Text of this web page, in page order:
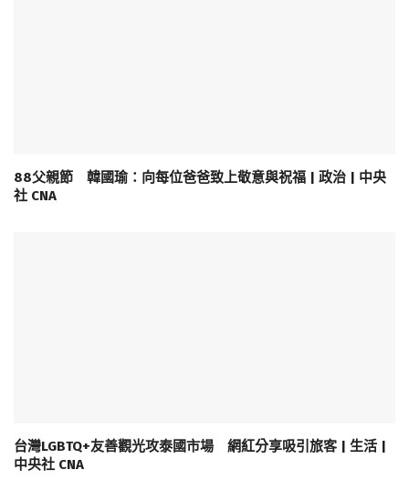
88父親節 韓國瑜：向每位爸爸致上敬意與祝福 | 政治 | 中央
社 CNA
台灣LGBTQ+友善觀光攻泰國市場 網紅分享吸引旅客 | 生活 |
中央社 CNA